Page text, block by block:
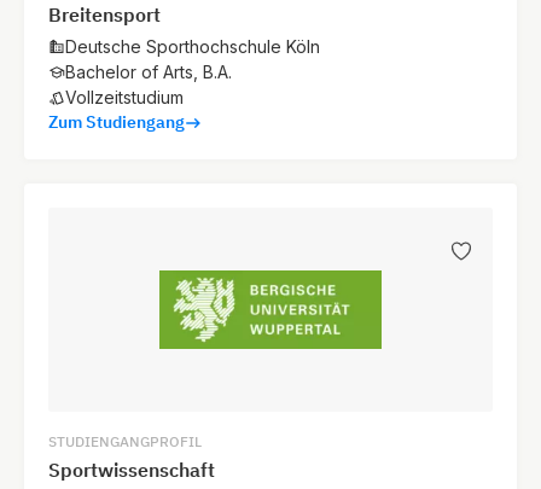
Breitensport
Deutsche Sporthochschule Köln
Bachelor of Arts, B.A.
Vollzeitstudium
Zum Studiengang
STUDIENGANGPROFIL
Sportwissenschaft